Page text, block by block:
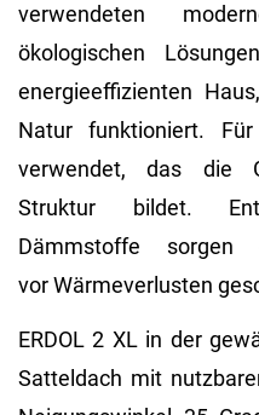
verwendeten
ökologischen
energieeffizienten
Natur funktioniert.
verwendet, das die
Struktur bildet.
Dämmstoffe
vor Wärmeverlusten
ERDOL 2 XL in der
Satteldach mit